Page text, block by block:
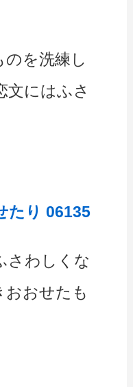
のを洗練し
文にはふさ
たり 06135
さわしくな
おおせたも